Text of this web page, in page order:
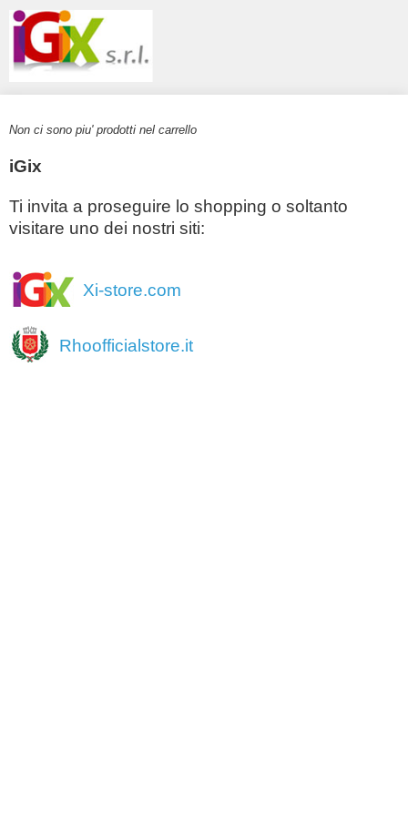
Non ci sono piu' prodotti nel carrello
iGix
Ti invita a proseguire lo shopping o soltanto
visitare uno dei nostri siti:
Xi-store.com
Rhoofficialstore.it